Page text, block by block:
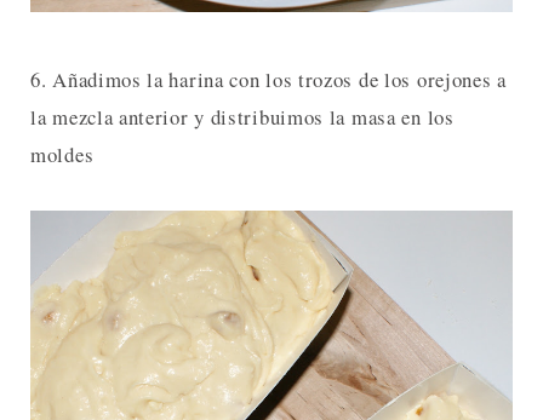
6. Añadimos la harina con los trozos de los orejones a
la mezcla anterior y distribuimos la masa en los
moldes